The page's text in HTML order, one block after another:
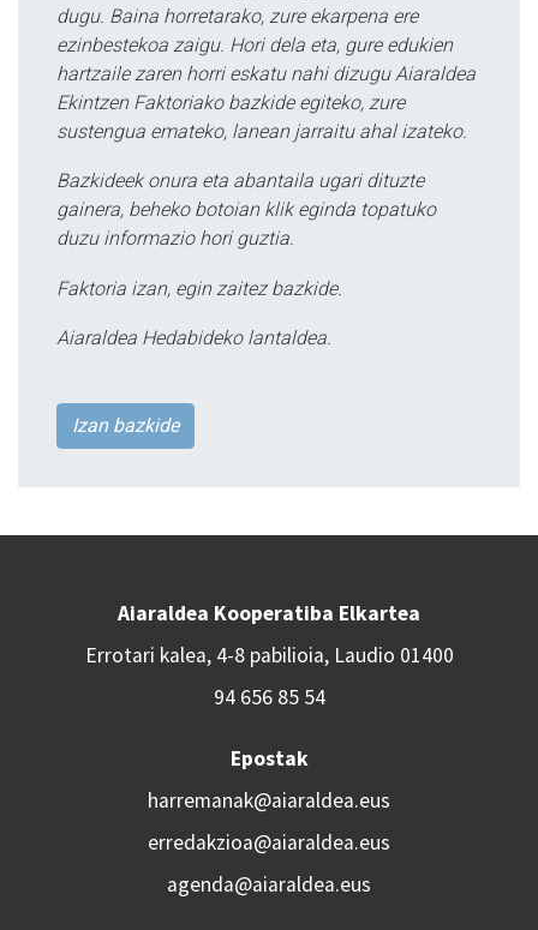
dugu. Baina horretarako, zure ekarpena ere
ezinbestekoa zaigu. Hori dela eta, gure edukien
hartzaile zaren horri eskatu nahi dizugu Aiaraldea
Ekintzen Faktoriako bazkide egiteko, zure
sustengua emateko, lanean jarraitu ahal izateko.
Bazkideek onura eta abantaila ugari dituzte
gainera, beheko botoian klik eginda topatuko
duzu informazio hori guztia.
Faktoria izan, egin zaitez bazkide.
Aiaraldea Hedabideko lantaldea.
Izan bazkide
Aiaraldea Kooperatiba Elkartea
Errotari kalea, 4-8 pabilioia, Laudio 01400
94 656 85 54
Epostak
harremanak@aiaraldea.eus
erredakzioa@aiaraldea.eus
agenda@aiaraldea.eus